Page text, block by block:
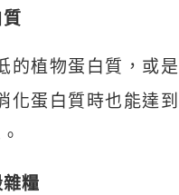
的植物蛋白質，或
化蛋白質時也能達
糧